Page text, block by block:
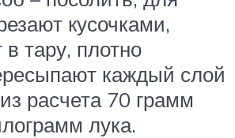
кусочками,
тару, плотно
каждый слой
расчета 70 грамм
лука.